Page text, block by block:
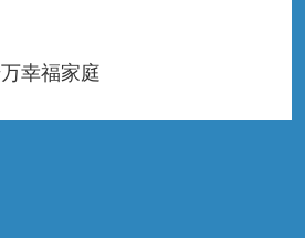
幸福家庭